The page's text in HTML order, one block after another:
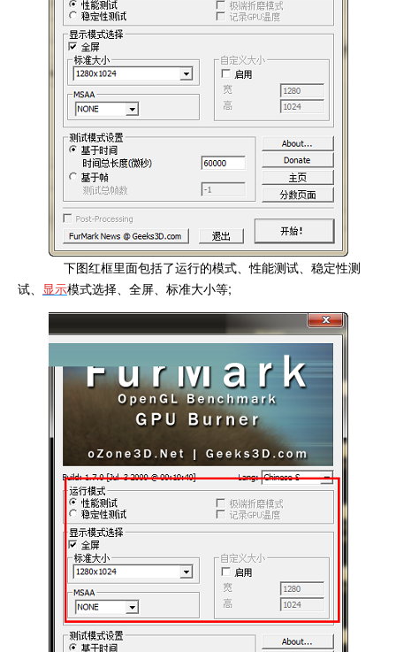
下图红框里面包括了运行的模式、性能测试、稳定性测
试、 显示模式选择、全屏、标准大小等;